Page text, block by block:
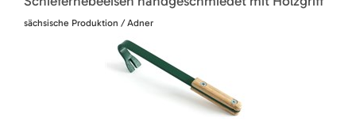
sächsische Produktion / Adner